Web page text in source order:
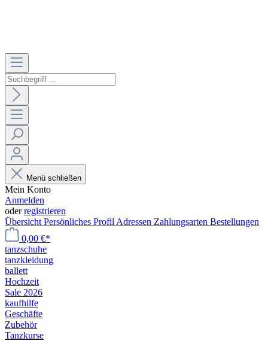
Menü schließen
Mein Konto
Anmelden
oderregistrieren
Übersicht Persönliches Profil Adressen Zahlungsarten Bestellungen
0,00 €*
tanzschuhe
tanzkleidung
ballett
Hochzeit
Sale 2026
kaufhilfe
Geschäfte
Zubehör
Tanzkurse